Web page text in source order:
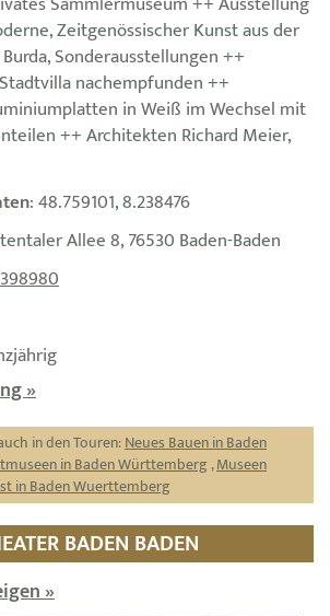
Zeitgenössischer Kunst aus der
Sonderausstellungen ++
nachempfunden ++
in Weiß im Wechsel mit
++ Architekten Richard Meier,
: 48.759101, 8.238476
Allee 8, 76530 Baden-Baden
»
in den Touren:Neues Bauen in Baden
in Baden Württemberg ,Museen
in Baden Wuerttemberg
BADEN BADEN
»